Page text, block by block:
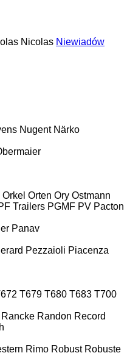
Nicolas Niewiadów
Nugent Närko
Orkel Orten Ory Ostmann
Trailers PGMF PV Pacton
Panav
Pezzaioli Piacenza
T679 T680 T683 T700
Rancke Randon Record
Rimo Robust Robuste